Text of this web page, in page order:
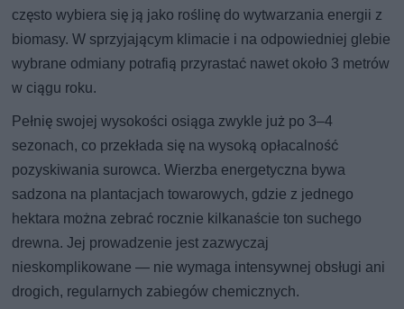
często wybiera się ją jako roślinę do wytwarzania energii z
biomasy. W sprzyjającym klimacie i na odpowiedniej glebie
wybrane odmiany potrafią przyrastać nawet około 3 metrów
w ciągu roku.
Pełnię swojej wysokości osiąga zwykle już po 3–4
sezonach, co przekłada się na wysoką opłacalność
pozyskiwania surowca. Wierzba energetyczna bywa
sadzona na plantacjach towarowych, gdzie z jednego
hektara można zebrać rocznie kilkanaście ton suchego
drewna. Jej prowadzenie jest zazwyczaj
nieskomplikowane — nie wymaga intensywnej obsługi ani
drogich, regularnych zabiegów chemicznych.